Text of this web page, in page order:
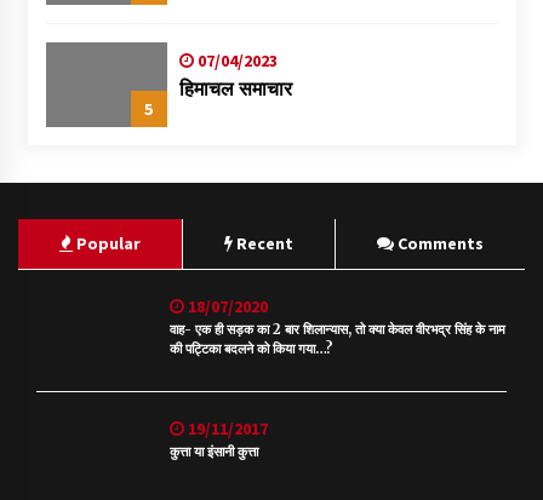
5
07/04/2023
हिमाचल समाचार
Popular Recent Comments
18/07/2020
वाह- एक ही सड़क का 2 बार शिलान्यास, तो क्या केवल वीरभद्र सिंह के नाम
की पट्टिका बदलने को किया गया…?
19/11/2017
कुत्ता या इंसानी कुत्ता